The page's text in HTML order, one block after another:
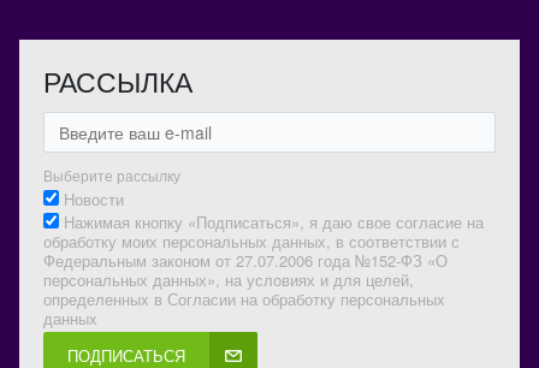
РАССЫЛКА
Выберите рассылку
Новости
Нажимая кнопку «Подписаться», я даю свое согласие на
обработку моих персональных данных, в соответствии с
Федеральным законом от 27.07.2006 года №152-ФЗ «О
персональных данных», на условиях и для целей,
определенных в Согласии на обработку персональных
данных
ПОДПИСАТЬСЯ